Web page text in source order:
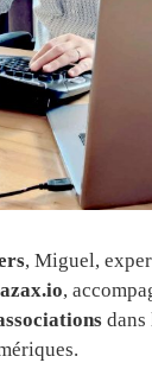
, Miguel,
,
dans